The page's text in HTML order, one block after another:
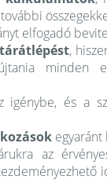
elfogadó
,
minden
igénybe, és a
egyaránt
az